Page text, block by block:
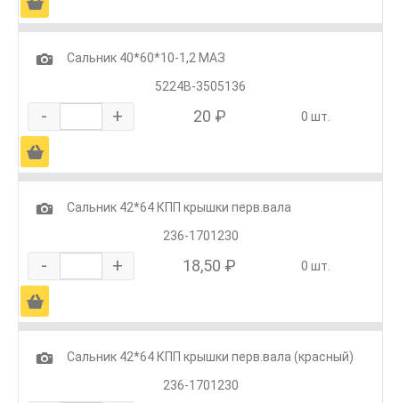
1
Сальник 40*60*10-1,2 МАЗ
5224В-3505136
- + 20 ₽ 0 шт.
Ä
1
Сальник 42*64 КПП крышки перв.вала
236-1701230
- + 18,50 ₽ 0 шт.
Ä
1
Сальник 42*64 КПП крышки перв.вала (красный)
236-1701230